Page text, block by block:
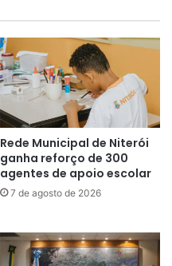
Rede Municipal de Niterói
ganha reforço de 300
agentes de apoio escolar
7 de agosto de 2026